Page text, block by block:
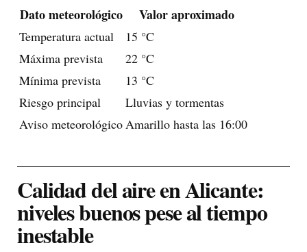
Dato meteorológico Valor aproximado
Temperatura actual
15 °C
Máxima prevista
22 °C
Mínima prevista
13 °C
Riesgo principal
Lluvias y tormentas
Aviso meteorológicoAmarillo hasta las 16:00
Calidad del aire en Alicante:
niveles buenos pese al tiempo
inestable